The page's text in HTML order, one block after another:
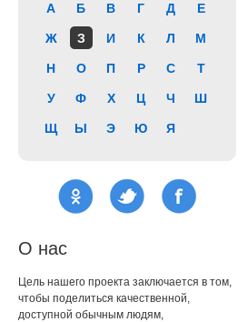
А Б В Г Д Е
Ж З И К Л М
Н О П Р С Т
У Ф Х Ц Ч Ш
Щ Ы Э Ю Я
О нас
Цель нашего проекта заключается в том,
чтобы поделиться качественной,
доступной обычным людям,